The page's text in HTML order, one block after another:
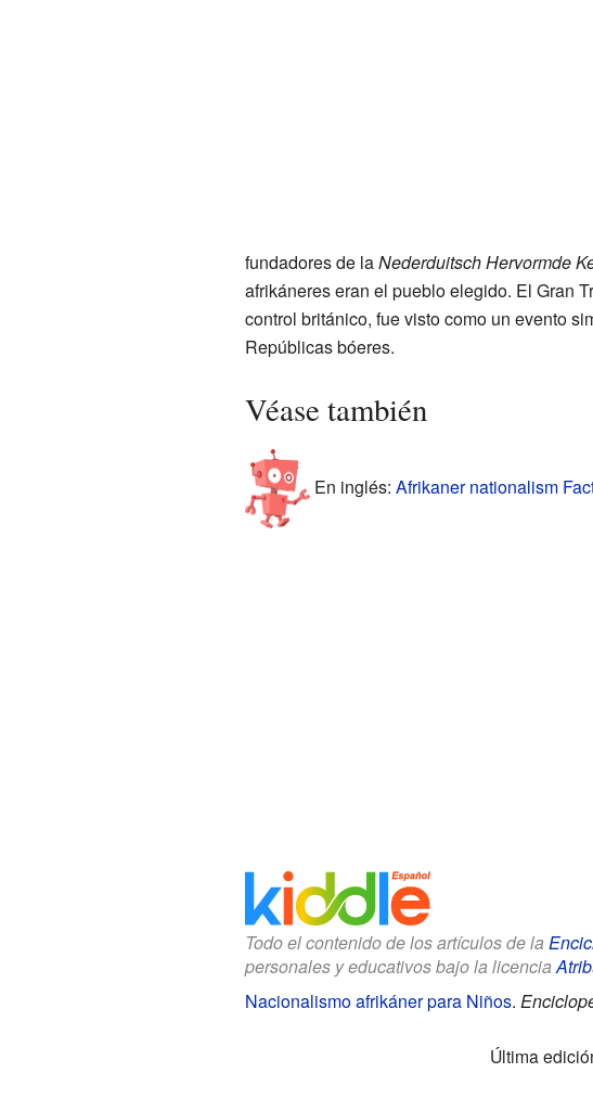
fundadores de laNederduitsch Hervormde
afrikáneres eran el pueblo elegido. El Gran
control británico, fue visto como un evento
Repúblicas bóeres.
Véase también
En inglés: Afrikaner nationalism
Todo el contenido de los artículos de la
personales y educativos bajo la licencia
Nacionalismo afrikáner para Niños.
Última